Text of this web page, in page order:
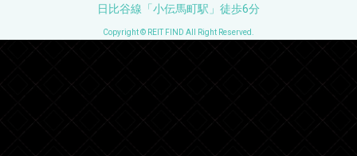
日比谷線「小伝馬町駅」徒歩6分
Copyright © REIT FIND All Right Reserved.